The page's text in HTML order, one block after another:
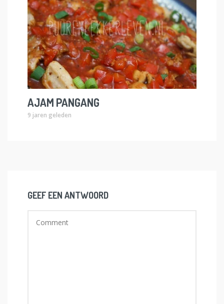
AJAM PANGANG
9 jaren geleden
GEEF EEN ANTWOORD